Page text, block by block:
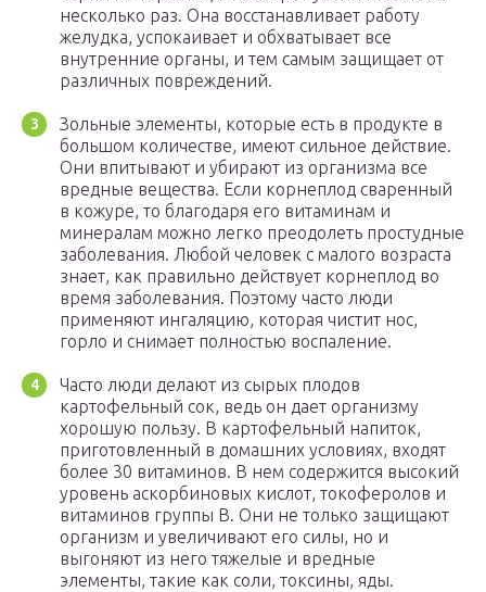
несколько раз. Она восстанавливает работу
желудка, успокаивает и обхватывает все
внутренние органы, и тем самым защищает от
различных повреждений.
Зольные элементы, которые есть в продукте в
большом количестве, имеют сильное действие.
Они впитывают и убирают из организма все
вредные вещества. Если корнеплод сваренный
в кожуре, то благодаря его витаминам и
минералам можно легко преодолеть простудные
заболевания. Любой человек с малого возраста
знает, как правильно действует корнеплод во
время заболевания. Поэтому часто люди
применяют ингаляцию, которая чистит нос,
горло и снимает полностью воспаление.
Часто люди делают из сырых плодов
картофельный сок, ведь он дает организму
хорошую пользу. В картофельный напиток,
приготовленный в домашних условиях, входят
более 30 витаминов. В нем содержится высокий
уровень аскорбиновых кислот, токоферолов и
витаминов группы В. Они не только защищают
организм и увеличивают его силы, но и
выгоняют из него тяжелые и вредные
элементы, такие как соли, токсины, яды.